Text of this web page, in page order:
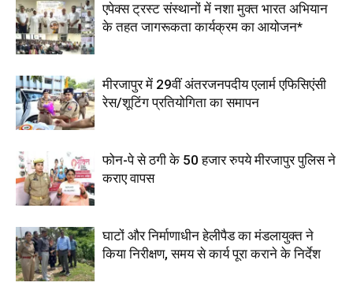
एपेक्स ट्रस्ट संस्थानों में नशा मुक्त भारत अभियान
के तहत जागरूकता कार्यक्रम का आयोजन*
मीरजापुर में 29वीं अंतरजनपदीय एलार्म एफिसिएंसी
रेस/शूटिंग प्रतियोगिता का समापन
फोन-पे से ठगी के 50 हजार रुपये मीरजापुर पुलिस ने
कराए वापस
घाटों और निर्माणाधीन हेलीपैड का मंडलायुक्त ने
किया निरीक्षण, समय से कार्य पूरा कराने के निर्देश